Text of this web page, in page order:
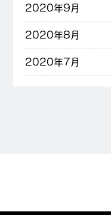
2020年9月
2020年8月
2020年7月